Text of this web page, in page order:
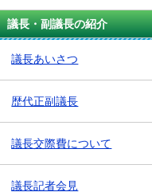
議長・副議長の紹介
議長あいさつ
歴代正副議長
議長交際費について
議長記者会見